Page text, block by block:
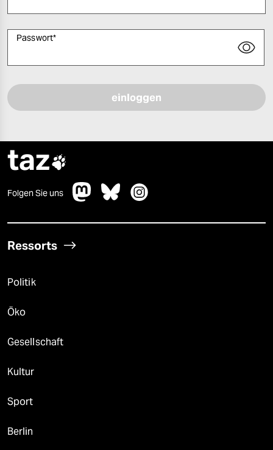
Passwort*
taz
Folgen Sie uns
Ressorts
Politik
Öko
Gesellschaft
Kultur
Sport
Berlin